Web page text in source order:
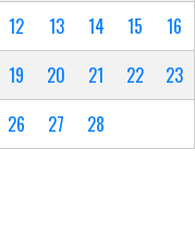
12 13 14 15
16
19 20 21 22
23
26 27 28